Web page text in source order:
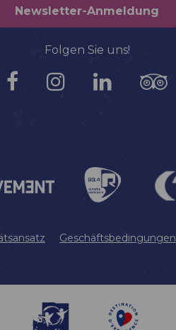
Newsletter-Anmeldung
Folgen Sie uns!
Geschäftsbedingungen